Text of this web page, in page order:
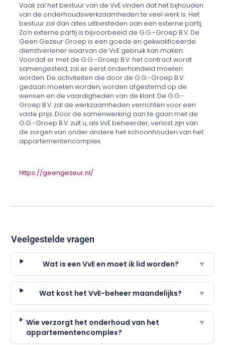
Vaak zal het bestuur van de VvE vinden dat het bijhouden
van de onderhoudswerkzaamheden te veel werk is. Het
bestuur zal dan alles uitbesteden aan een externe partij.
Zo’n externe partij is bijvoorbeeld de G.G.-Groep B.V. De
Geen Gezeur Groep is een goede en gekwalificeerde
dienstverlener waarvan de VvE gebruik kan maken.
Voordat er met de G.G.-Groep B.V. het contract wordt
samengesteld, zal er eerst onderhandeld moeten
worden. De activiteiten die door de G.G.-Groep B.V.
gedaan moeten worden, worden afgestemd op de
wensen en de vaardigheden van de klant. De G.G.-
Groep B.V. zal de werkzaamheden verrichten voor een
vaste prijs. Door de samenwerking aan te gaan met de
G.G.-Groep B.V. zult u, als VvE beheerder, verlost zijn van
de zorgen van onder andere het schoonhouden van het
appartementencomplex.
https://geengezeur.nl/
Veelgestelde vragen
Wat is een VvE en moet ik lid worden? ▼
Wat kost het VvE-beheer maandelijks? ▼
Wie verzorgt het onderhoud van het
appartementencomplex?
▼